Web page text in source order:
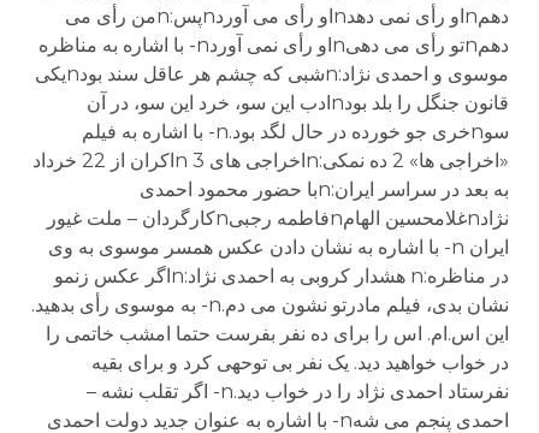
دهمnاو رأی نمی دهدnاو رأی می آوردnپس:nمن رأی می
دهمnتو رأی می دهیnاو رأی نمی آوردn- با اشاره به مناظره
موسوی و احمدی نژاد:nشبی که چشم هر عاقل سند بودnیکی
قانون جنگل را بلد بودnادب این سو، خرد این سو، در آن
سوnخری جو خورده در حال لگد بود.n- با اشاره به فیلم
«اخراجی ها» 2 ده نمکی:nاخراجی های 3 nاکران از 22 خرداد
به بعد در سراسر ایران:nبا حضور محمود احمدی
نژادnغلامحسین الهامnفاطمه رجبیnکارگردان – ملت غیور
ایران n- با اشاره به نشان دادن عکس همسر موسوی به وی
در مناظره:n هشدار کروبی به احمدی نژاد:nاگر عکس زنمو
نشان بدی، فیلم مادرتو نشون می دم.n- به موسوی رأی بدهید.
این اس.ام. اس را برای ده نفر بفرست حتما امشب خاتمی را
در خواب خواهید دید. یک نفر بی توحهی کرد و برای بقیه
نفرستاد احمدی نژاد را در خواب دید.n- اگر تقلب نشه –
احمدی پنجم می شهn- با اشاره به عنوان جدید دولت احمدی